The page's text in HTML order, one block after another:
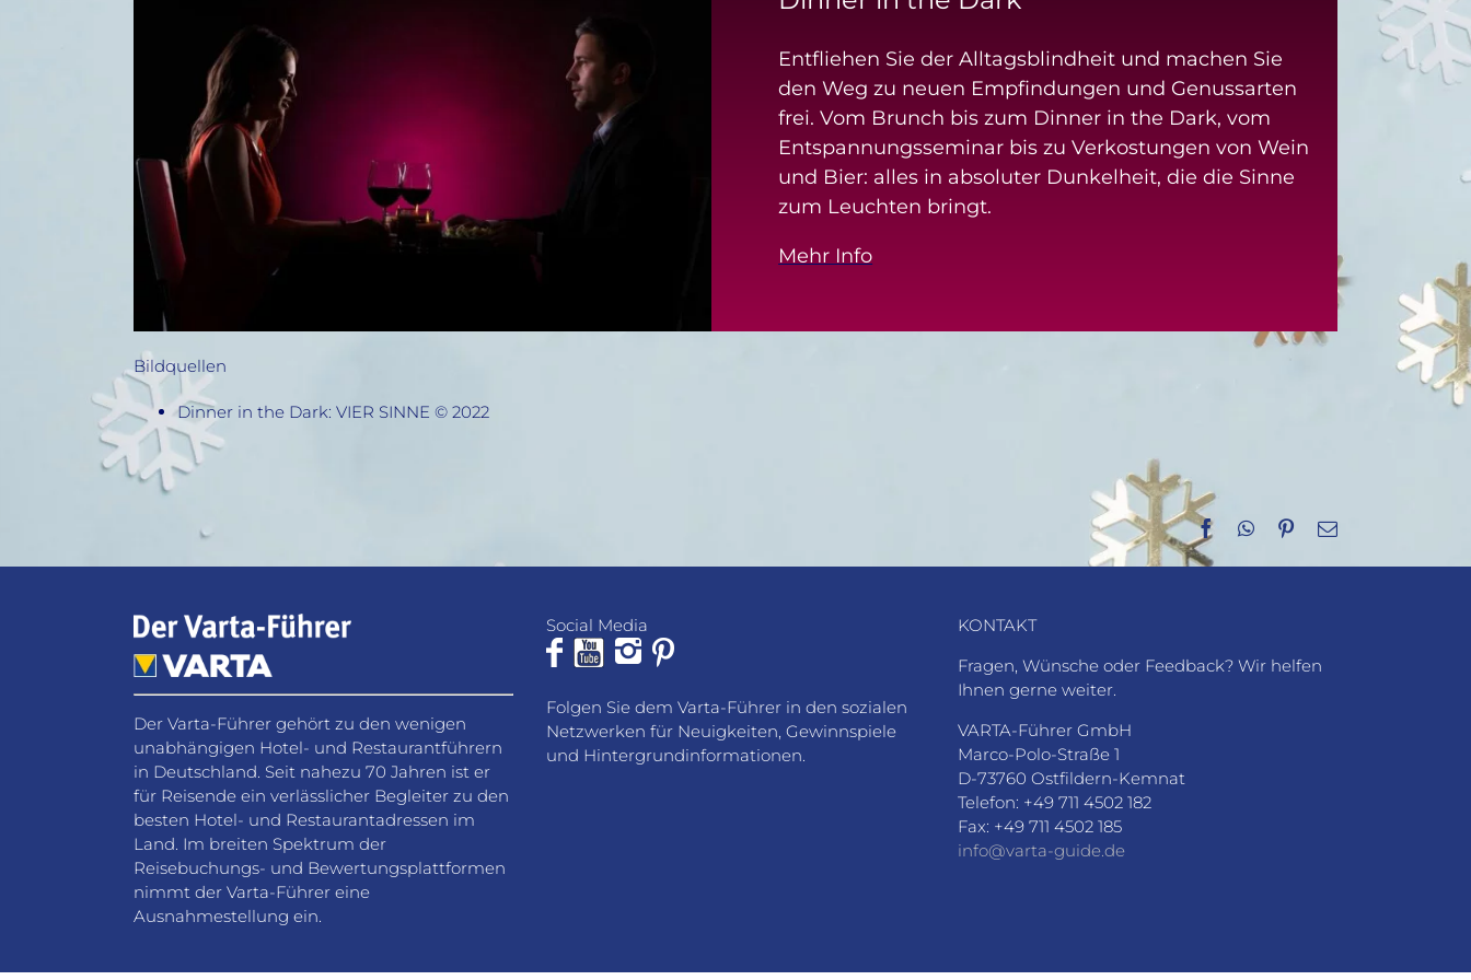
Entfliehen Sie der Alltagsblindheit und machen Sie
den Weg zu neuen Empfindungen und Genussarten
frei. Vom Brunch bis zum Dinner in the Dark, vom
Entspannungsseminar bis zu Verkostungen von Wein
und Bier: alles in absoluter Dunkelheit, die die Sinne
zum Leuchten bringt.
Mehr Info
Bildquellen
Dinner in the Dark: VIER SINNE © 2022
Facebook
WhatsApp
Pinterest
E-
Der Varta-Führer gehört zu den wenigen
unabhängigen Hotel- und Restaurantführern
in Deutschland. Seit nahezu 70 Jahren ist er
für Reisende ein verlässlicher Begleiter zu den
besten Hotel- und Restaurantadressen im
Land. Im breiten Spektrum der
Reisebuchungs- und Bewertungsplattformen
nimmt der Varta-Führer eine
Ausnahmestellung ein.
Social Media
Folgen Sie dem Varta-Führer in den sozialen
Netzwerken für Neuigkeiten, Gewinnspiele
und Hintergrundinformationen.
KONTAKT
Fragen, Wünsche oder Feedback? Wir helfen
Ihnen gerne weiter.
VARTA-Führer GmbH
Marco-Polo-Straße 1
D-73760 Ostfildern-Kemnat
Telefon: +49 711 4502 182
Fax: +49 711 4502 185
info@varta-guide.de